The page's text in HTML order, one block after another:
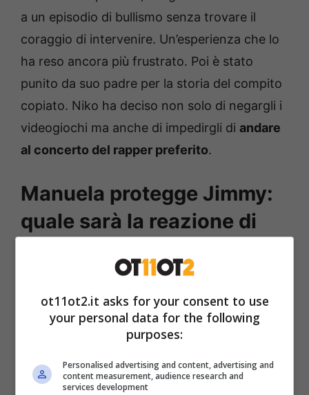
a un episodio di bullismo senza trovare il
coraggio di intervenire. Un’esperienza che lo
ha reso ancora più frustrato. Poi è stato
punito da suo padre per la storia del compito
copiato. Niko ha deciso non solo di negargli i
videogiochi ma anche di impedirgli di andare
al concerto del rapper preferito.
Manuela protegge Jimmy:
quale sarà la reazione di
nellapuntata del 23 maggio di Un Posto al
il divieto, ai suoi occhi tanto
scappare di casa, di nuovo su consiglio
ot11ot2.it asks for your consent to use
your personal data for the following
purposes:
Personalised advertising and content, advertising and
content measurement, audience research and
services development